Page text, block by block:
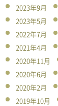
2023年9月
2023年5月
2022年7月
2021年4月
2020年11月
2020年6月
2020年2月
2019年10月